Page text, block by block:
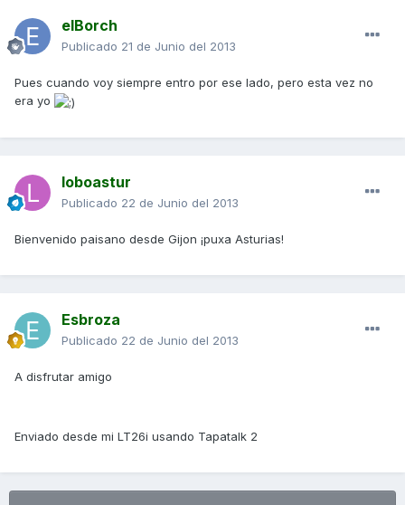
elBorch
Publicado 21 de Junio del 2013
Pues cuando voy siempre entro por ese lado, pero esta vez no
era yo
loboastur
Publicado 22 de Junio del 2013
Bienvenido paisano desde Gijon ¡puxa Asturias!
Esbroza
Publicado 22 de Junio del 2013
A disfrutar amigo
Enviado desde mi LT26i usando Tapatalk 2